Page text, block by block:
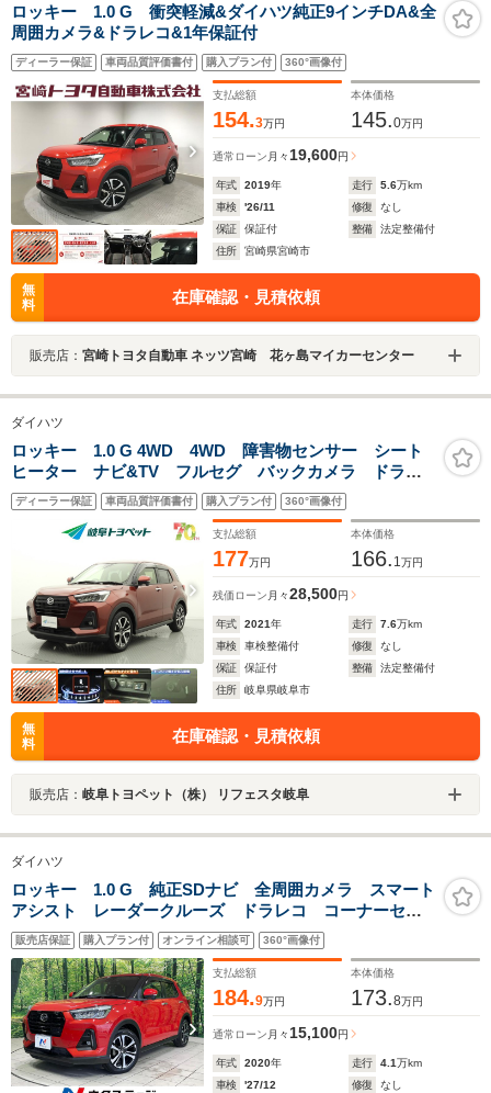
ロッキー 1.0 G 衝突軽減&ダイハツ純正9インチDA&全
周囲カメラ&ドラレコ&1年保証付
ディーラー保証 車両品質評価書付 購入プラン付 360°画像付
支払総額
154.3万円
本体価格
145.0万円
通常ローン 月々 19,600円
年式 2019年 走行 5.6万km
車検
'26/11 修復
なし
保証
保証付 整備
法定整備付
住所
宮崎県宮崎市
無
料
在庫確認・見積依頼
販売店： 宮崎トヨタ自動車 ネッツ宮崎 花ヶ島マイカーセンター
ダイハツ
ロッキー 1.0 G 4WD 4WD 障害物センサー シート
ヒーター ナビ&TV フルセグ バックカメラ ドラレ
コ DVD再生 ミュージックプレイヤー接続可 衝突被
害軽減システム ETC スマートキー LEDヘッドラン
プ 寒冷地
ディーラー保証 車両品質評価書付 購入プラン付 360°画像付
支払総額
177万円
本体価格
166. 1万円
残価ローン 月々28,500円
年式 2021年 走行 7.6万km
車検
車検整備付 修復
なし
保証
保証付 整備
法定整備付
住所
岐阜県岐阜市
無
料
在庫確認・見積依頼
販売店： 岐阜トヨペット（株） リフェスタ岐阜
ダイハツ
ロッキー 1.0 G 純正SDナビ 全周囲カメラ スマート
アシスト レーダークルーズ ドラレコ コーナーセン
サー スマートキー LEDヘッド ビルトインETC 純
正17インチアルミ オートハイビーム
販売店保証 購入プラン付 オンライン相談可 360°画像付
支払総額
184.9万円
本体価格
173.8万円
通常ローン 月々 15,100円
年式 2020年 走行 4.1万km
車検
'27/12 修復
なし